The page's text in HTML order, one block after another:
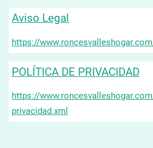
Aviso Legal
https://
POLÍTICA DE PRIVACIDAD
https://
privacidad.xml